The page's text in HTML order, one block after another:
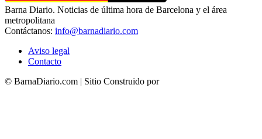
Barna Diario. Noticias de última hora de Barcelona y el área
metropolitana
Contáctanos: info@barnadiario.com
Aviso legal
Contacto
© BarnaDiario.com | Sitio Construido por